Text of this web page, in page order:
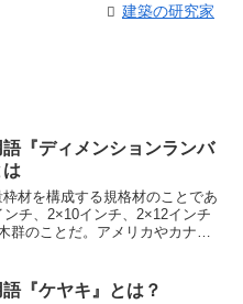
建築の研究家
『ディメンションランバ
材を構成する規格材のことであ
チ、2×10インチ、2×12インチ
群のことだ。アメリカやカナダ
という材だ。次にHem-Fir（米
『ケヤキ』とは？